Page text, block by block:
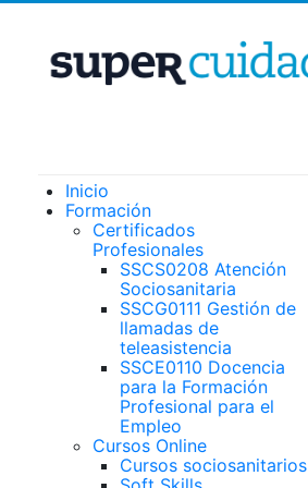
Inicio
Formación
Certificados
Profesionales
SSCS0208 Atención
Sociosanitaria
SSCG0111 Gestión de
llamadas de
teleasistencia
SSCE0110 Docencia
para la Formación
Profesional para el
Empleo
Cursos Online
Cursos sociosanitarios